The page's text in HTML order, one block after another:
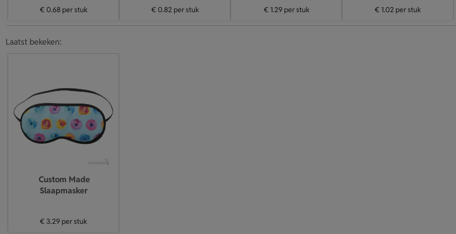
€ 0.68per stuk € 0.82per stuk € 1.29per stuk € 1.02 per stuk
Laatst bekeken:
Custom Made
Slaapmasker
€ 3.29 per stuk